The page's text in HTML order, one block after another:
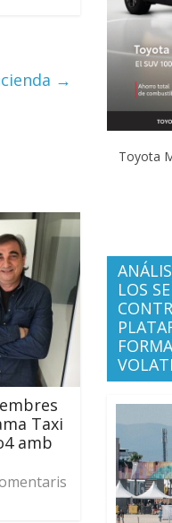
→
Taxi
amb
Toyota
LOS